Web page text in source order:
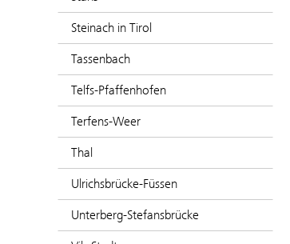
Steinach in Tirol
Tassenbach
Telfs-Pfaffenhofen
Terfens-Weer
Thal
Ulrichsbrücke-Füssen
Unterberg-Stefansbrücke